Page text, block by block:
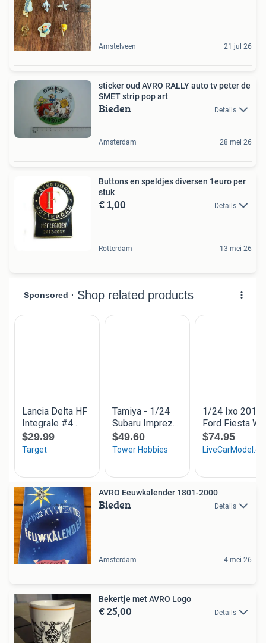
Amstelveen 21 jul 26
sticker oud AVRO RALLY auto tv peter de
SMET strip pop art
Bieden Details
Amsterdam 28 mei 26
Buttons en speldjes diversen 1euro per
stuk
€ 1,00 Details
Rotterdam 13 mei 26
AVRO Eeuwkalender 1801-2000
Bieden Details
Amsterdam 4 mei 26
Bekertje met AVRO Logo
€ 25,00 Details